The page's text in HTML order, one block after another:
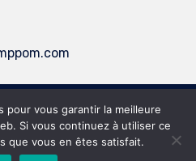
∙Mentions Légales ∙
pour vous garantir la meilleure
Si vous continuez à utiliser ce
que vous en êtes satisfait.